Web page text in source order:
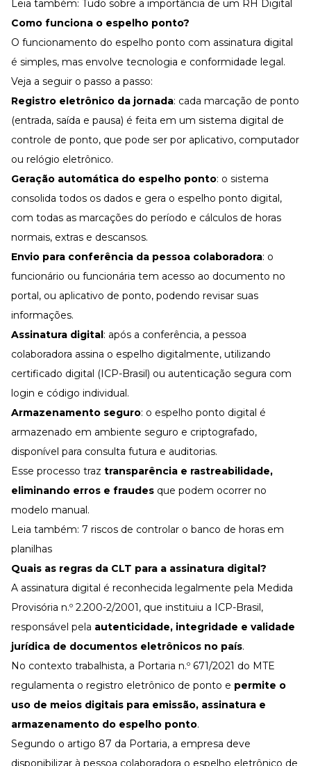
Leia também: Tudo sobre a importância de um RH Digital
Como funciona o espelho ponto?
O funcionamento do espelho ponto com assinatura digital
é simples, mas envolve tecnologia e conformidade legal.
Veja a seguir o passo a passo:
Registro eletrônico da jornada: cada marcação de ponto
(entrada, saída e pausa) é feita em um sistema digital de
controle de ponto, que pode ser por aplicativo, computador
ou relógio eletrônico.
Geração automática do espelho ponto: o sistema
consolida todos os dados e gera o espelho ponto digital,
com todas as marcações do período e cálculos de horas
normais, extras e descansos.
Envio para conferência da pessoa colaboradora: o
funcionário ou funcionária tem acesso ao documento no
portal, ou aplicativo de ponto, podendo revisar suas
informações.
Assinatura digital: após a conferência, a pessoa
colaboradora assina o espelho digitalmente, utilizando
certificado digital (ICP-Brasil) ou autenticação segura com
login e código individual.
Armazenamento seguro: o espelho ponto digital é
armazenado em ambiente seguro e criptografado,
disponível para consulta futura e auditorias.
Esse processo traz transparência e rastreabilidade,
eliminando erros e fraudes que podem ocorrer no
modelo manual.
Leia também: 7 riscos de controlar o banco de horas em
planilhas
Quais as regras da CLT para a assinatura digital?
A assinatura digital é reconhecida legalmente pela Medida
Provisória n.º 2.200-2/2001, que instituiu a ICP-Brasil,
responsável pela autenticidade, integridade e validade
jurídica de documentos eletrônicos no país.
No contexto trabalhista, a Portaria n.º 671/2021 do MTE
regulamenta o registro eletrônico de ponto e permite o
uso de meios digitais para emissão, assinatura e
armazenamento do espelho ponto.
Segundo o artigo 87 da Portaria, a empresa deve
disponibilizar à pessoa colaboradora o espelho eletrônico de